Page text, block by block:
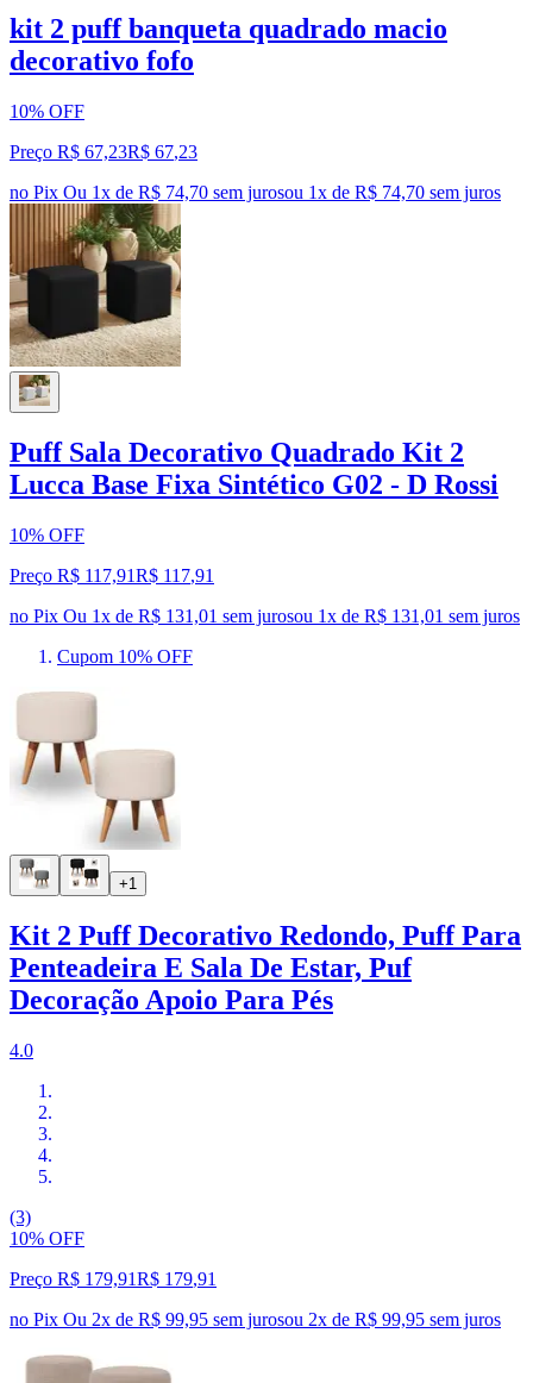
kit 2 puff banqueta quadrado macio
decorativo fofo
10% OFF
Preço R$ 67,23R$ 67,23
no Pix Ou 1x de R$ 74,70 sem jurosou 1x de R$ 74,70 sem juros
Puff Sala Decorativo Quadrado Kit 2
Lucca Base Fixa Sintético G02 - D Rossi
10% OFF
Preço R$ 117,91R$ 117,91
no Pix Ou 1x de R$ 131,01 sem jurosou 1x de R$ 131,01 sem juros
Cupom 10% OFF
+1
Kit 2 Puff Decorativo Redondo, Puff Para
Penteadeira E Sala De Estar, Puf
Decoração Apoio Para Pés
4.0
(3)
10% OFF
Preço R$ 179,91R$ 179,91
no Pix Ou 2x de R$ 99,95 sem jurosou 2x de R$ 99,95 sem juros